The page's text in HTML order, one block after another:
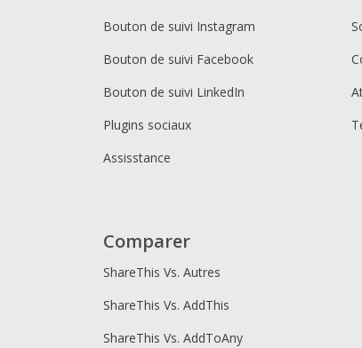
Bouton de suivi Instagram
Bouton de suivi Facebook
Bouton de suivi LinkedIn
Plugins sociaux
Assisstance
Comparer
ShareThis Vs. Autres
ShareThis Vs. AddThis
ShareThis Vs. AddToAny